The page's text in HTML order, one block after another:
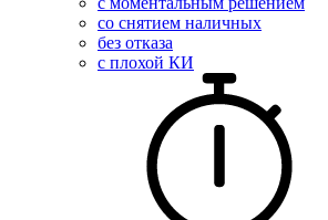
со снятием наличных
без отказа
с плохой КИ